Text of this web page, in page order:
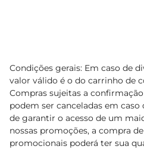
Condições gerais: Em caso de
valor válido é o do carrinho de
Compras sujeitas a
podem ser canceladas em
de garantir o acesso de um
nossas promoções, a compra
promocionais poderá ter sua